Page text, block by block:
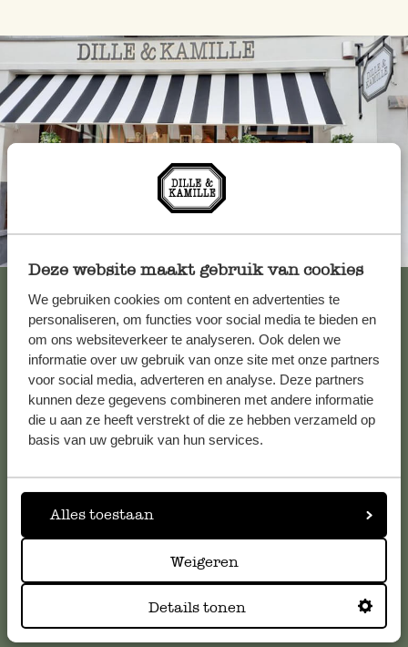
Deze website maakt gebruik van cookies
We gebruiken cookies om content en advertenties te
personaliseren, om functies voor social media te bieden en
om ons websiteverkeer te analyseren. Ook delen we
informatie over uw gebruik van onze site met onze partners
voor social media, adverteren en analyse. Deze partners
kunnen deze gegevens combineren met andere informatie
die u aan ze heeft verstrekt of die ze hebben verzameld op
basis van uw gebruik van hun services.
Alles toestaan
Weigeren
Details tonen
Service clientèle
Pour toute question ou demande de conseil ou d’aide,
veuillez contacter notre service clientèle. Ou retrouvez ici
serviceclientele@dille-kamille.com